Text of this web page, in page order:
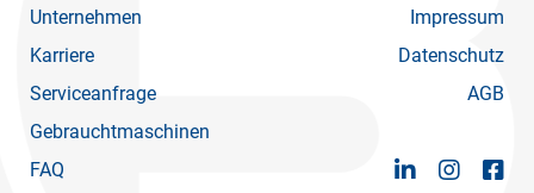
Unternehmen
Karriere
Serviceanfrage
Gebrauchtmaschinen
FAQ
Impressum
Datenschutz
AGB